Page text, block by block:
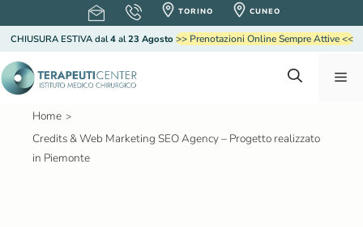
a
l
TORINO CUNEO
CHIUSURA ESTIVA dal4al23 Agosto >> Prenotazioni Online Sempre Attive <<
M
Home >
Credits & Web Marketing SEO Agency – Progetto realizzato
in Piemonte